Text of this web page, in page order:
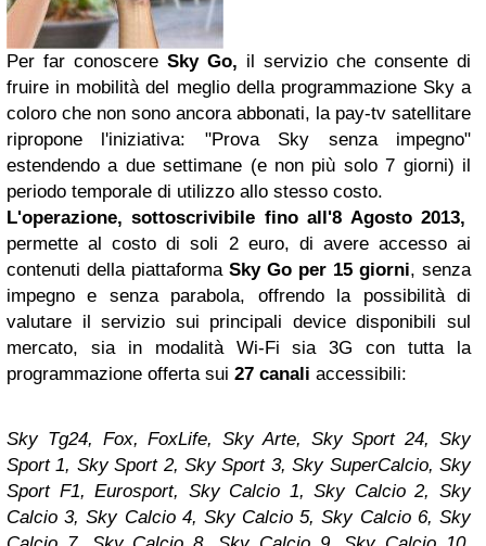
Per far conoscere Sky Go, il servizio che consente di
fruire in mobilità del meglio della programmazione Sky a
coloro che non sono ancora abbonati, la pay-tv satellitare
ripropone l'iniziativa: "Prova Sky senza impegno"
estendendo a due settimane (e non più solo 7 giorni) il
periodo temporale di utilizzo allo stesso costo.
L'operazione, sottoscrivibile fino all'8 Agosto 2013,
permette al costo di soli 2 euro, di avere accesso ai
contenuti della piattaforma Sky Go per 15 giorni, senza
impegno e senza parabola, offrendo la possibilità di
valutare il servizio sui principali device disponibili sul
mercato, sia in modalità Wi-Fi sia 3G con tutta la
programmazione offerta sui 27 canali accessibili:
Sky Tg24, Fox, FoxLife, Sky Arte, Sky Sport 24, Sky
Sport 1, Sky Sport 2, Sky Sport 3, Sky SuperCalcio, Sky
Sport F1, Eurosport, Sky Calcio 1, Sky Calcio 2, Sky
Calcio 3, Sky Calcio 4, Sky Calcio 5, Sky Calcio 6, Sky